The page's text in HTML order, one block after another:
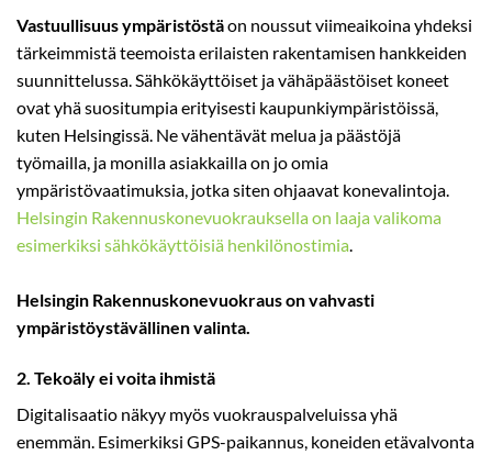
Vastuullisuus ympäristöstäon noussut viimeaikoina yhdeksi
tärkeimmistä teemoista erilaisten rakentamisen hankkeiden
suunnittelussa. Sähkökäyttöiset ja vähäpäästöiset koneet
ovat yhä suositumpia erityisesti kaupunkiympäristöissä,
kuten Helsingissä. Ne vähentävät melua ja päästöjä
työmailla, ja monilla asiakkailla on jo omia
ympäristövaatimuksia, jotka siten ohjaavat konevalintoja.
Helsingin Rakennuskonevuokrauksella on laaja valikoma
esimerkiksi sähkökäyttöisiä henkilönostimia.
Helsingin Rakennuskonevuokraus on vahvasti
ympäristöystävällinen valinta.
2. Tekoäly ei voita ihmistä
Digitalisaatio näkyy myös vuokrauspalveluissa yhä
enemmän. Esimerkiksi GPS-paikannus, koneiden etävalvonta